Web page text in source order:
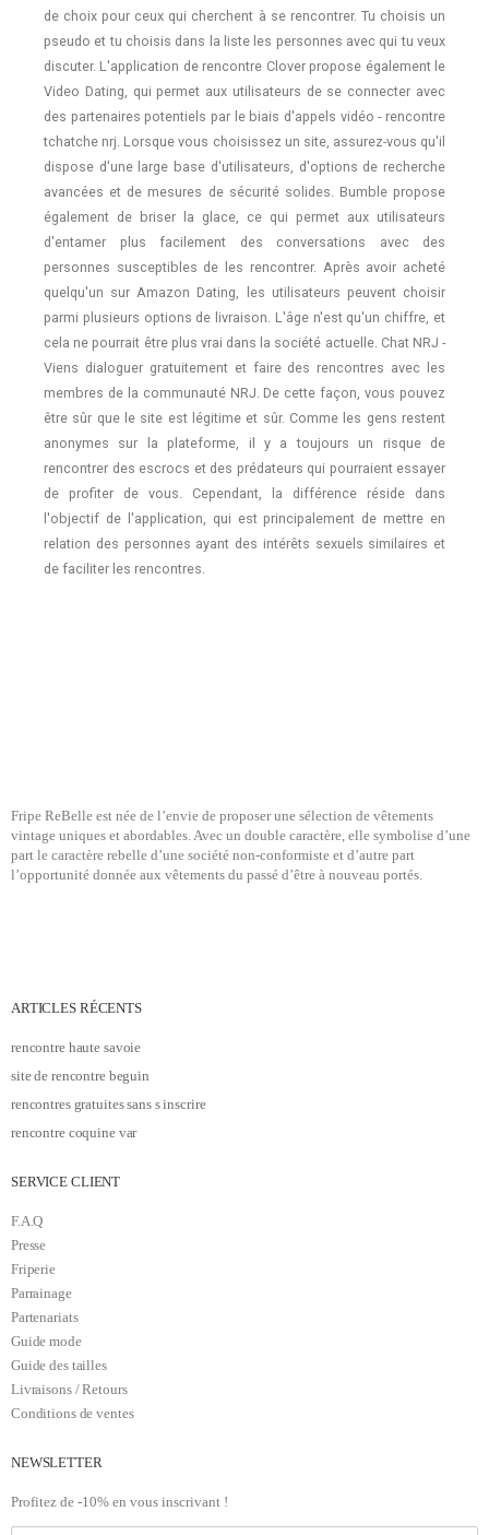
de choix pour ceux qui cherchent à se rencontrer. Tu choisis un
pseudo et tu choisis dans la liste les personnes avec qui tu veux
discuter. L'application de rencontre Clover propose également le
Video Dating, qui permet aux utilisateurs de se connecter avec
des partenaires potentiels par le biais d'appels vidéo - rencontre
tchatche nrj. Lorsque vous choisissez un site, assurez-vous qu'il
dispose d'une large base d'utilisateurs, d'options de recherche
avancées et de mesures de sécurité solides. Bumble propose
également de briser la glace, ce qui permet aux utilisateurs
d'entamer plus facilement des conversations avec des
personnes susceptibles de les rencontrer. Après avoir acheté
quelqu'un sur Amazon Dating, les utilisateurs peuvent choisir
parmi plusieurs options de livraison. L'âge n'est qu'un chiffre, et
cela ne pourrait être plus vrai dans la société actuelle. Chat NRJ -
Viens dialoguer gratuitement et faire des rencontres avec les
membres de la communauté NRJ. De cette façon, vous pouvez
être sûr que le site est légitime et sûr. Comme les gens restent
anonymes sur la plateforme, il y a toujours un risque de
rencontrer des escrocs et des prédateurs qui pourraient essayer
de profiter de vous. Cependant, la différence réside dans
l'objectif de l'application, qui est principalement de mettre en
relation des personnes ayant des intérêts sexuels similaires et
de faciliter les rencontres.
Fripe ReBelle est née de l’envie de proposer une sélection de vêtements
vintage uniques et abordables. Avec un double caractère, elle symbolise d’une
part le caractère rebelle d’une société non-conformiste et d’autre part
l’opportunité donnée aux vêtements du passé d’être à nouveau portés.
ARTICLES RÉCENTS
rencontre haute savoie
site de rencontre beguin
rencontres gratuites sans s inscrire
rencontre coquine var
SERVICE CLIENT
F.A.Q
Presse
Friperie
Parrainage
Partenariats
Guide mode
Guide des tailles
Livraisons / Retours
Conditions de ventes
NEWSLETTER
Profitez de -10% en vous inscrivant !